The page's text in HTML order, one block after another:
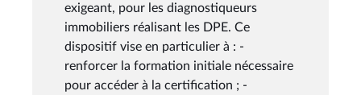
exigeant, pour les diagnostiqueurs
immobiliers réalisant les DPE. Ce
dispositif vise en particulier à : -
renforcer la formation initiale nécessaire
pour accéder à la certification ; -